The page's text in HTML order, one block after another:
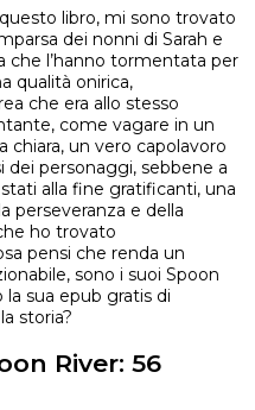
libro, mi sono trovato
dei nonni di Sarah e
che l’hanno tormentata per
qualità onirica,
che era allo stesso
come vagare in un
chiara, un vero capolavoro
dei personaggi, sebbene a
alla fine gratificanti, una
perseveranza e della
ho trovato
pensi che renda un
sono i suoi Spoon
la sua epub gratis di
storia?
River: 56